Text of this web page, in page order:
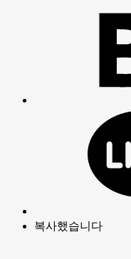
복사했습니다